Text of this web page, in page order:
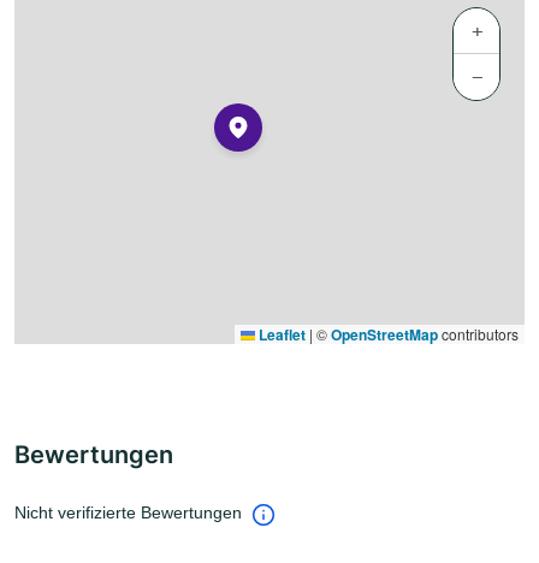
+
−
Leaflet | ©OpenStreetMapcontributors
Bewertungen
Nicht verifizierte Bewertungen